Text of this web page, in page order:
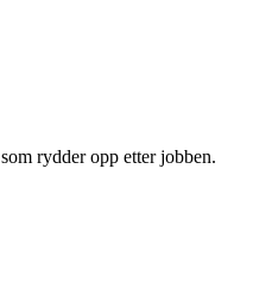
rydder opp etter jobben.